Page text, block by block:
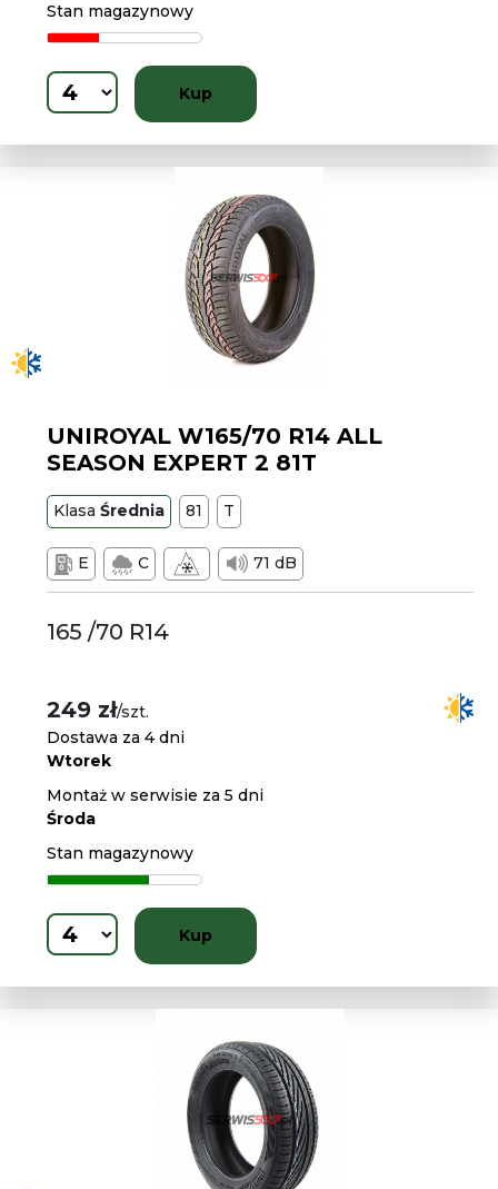
Stan magazynowy
Kup
UNIROYAL W165/70 R14 ALL
SEASON EXPERT 2 81T
KlasaŚrednia 81 T
E C 71 dB
165 /70 R14
249 zł/szt.
Dostawa za 4 dni
Wtorek
Montaż w serwisie za 5 dni
Środa
Stan magazynowy
Kup